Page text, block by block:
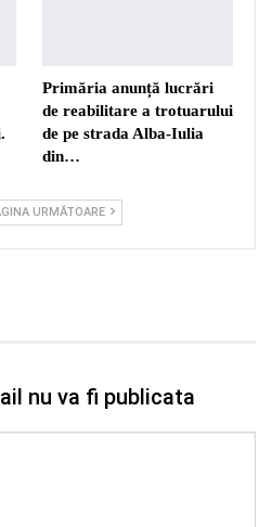
Primăria anunță lucrări
de reabilitare a trotuarului
de pe strada Alba-Iulia
din…
URMĂTOARE
nu va fi publicata